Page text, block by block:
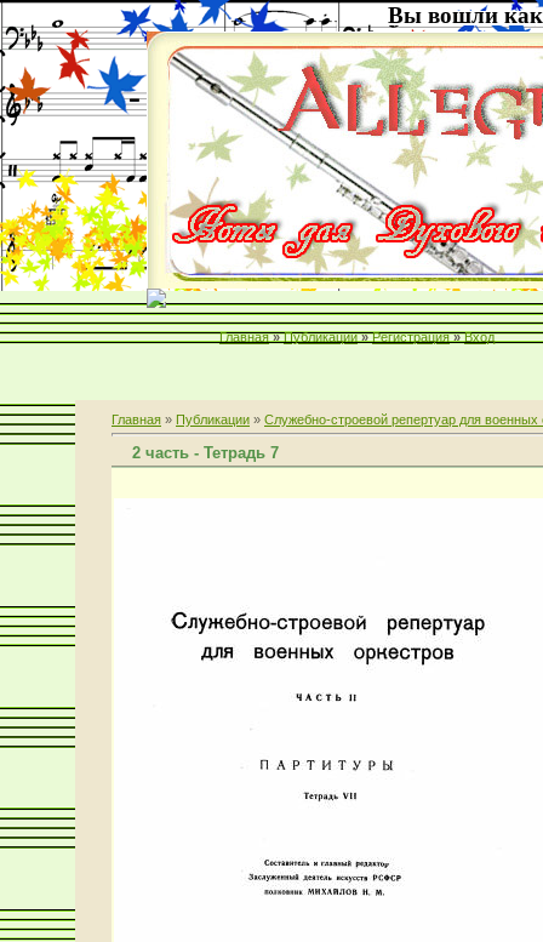
Вы вошли как
Главная » Публикации » Регистрация » Вход
Главная » Публикации » Служебно-строевой репертуар для военных
2 часть - Тетрадь 7